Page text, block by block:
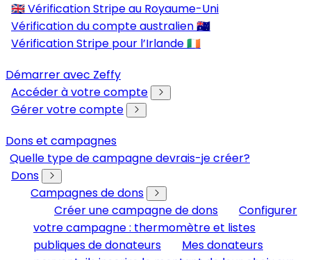
🇬🇧 Vérification Stripe au Royaume-Uni
Vérification du compte australien 🇦🇺
Vérification Stripe pour l’Irlande 🇮🇪
Démarrer avec Zeffy
Accéder à votre compte
Gérer votre compte
Dons et campagnes
Quelle type de campagne devrais-je créer?
Dons
Campagnes de dons
Créer une campagne de dons
Configurer
votre campagne : thermomètre et listes
publiques de donateurs
Mes donateurs